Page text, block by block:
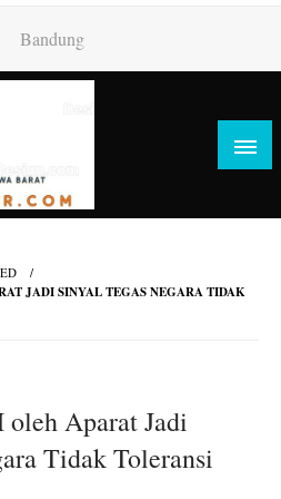
Bandung
JADI SINYAL TEGAS NEGARA TIDAK
oleh Aparat Jadi
Tidak Toleransi